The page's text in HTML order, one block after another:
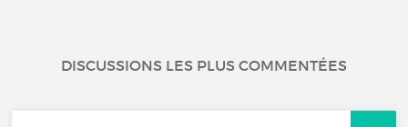
DISCUSSIONS LES PLUS COMMENTÉES